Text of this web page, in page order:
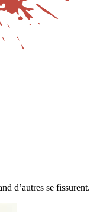
d’autres se fissurent.